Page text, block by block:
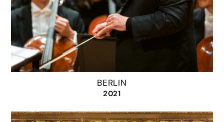
BERLIN
2021